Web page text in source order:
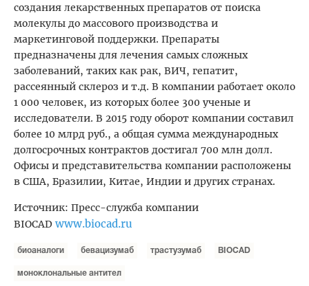
создания лекарственных препаратов от поиска
молекулы до массового производства и
маркетинговой поддержки. Препараты
предназначены для лечения самых сложных
заболеваний, таких как рак, ВИЧ, гепатит,
рассеянный склероз и т.д. В компании работает около
1 000 человек, из которых более 300 ученые и
исследователи. В 2015 году оборот компании составил
более 10 млрд руб., а общая сумма международных
долгосрочных контрактов достигал 700 млн долл.
Офисы и представительства компании расположены
в США, Бразилии, Китае, Индии и других странах.
Источник: Пресс-служба компании
BIOCAD www.biocad.ru
биоаналоги бевацизумаб трастузумаб BIOCAD
моноклональные антител